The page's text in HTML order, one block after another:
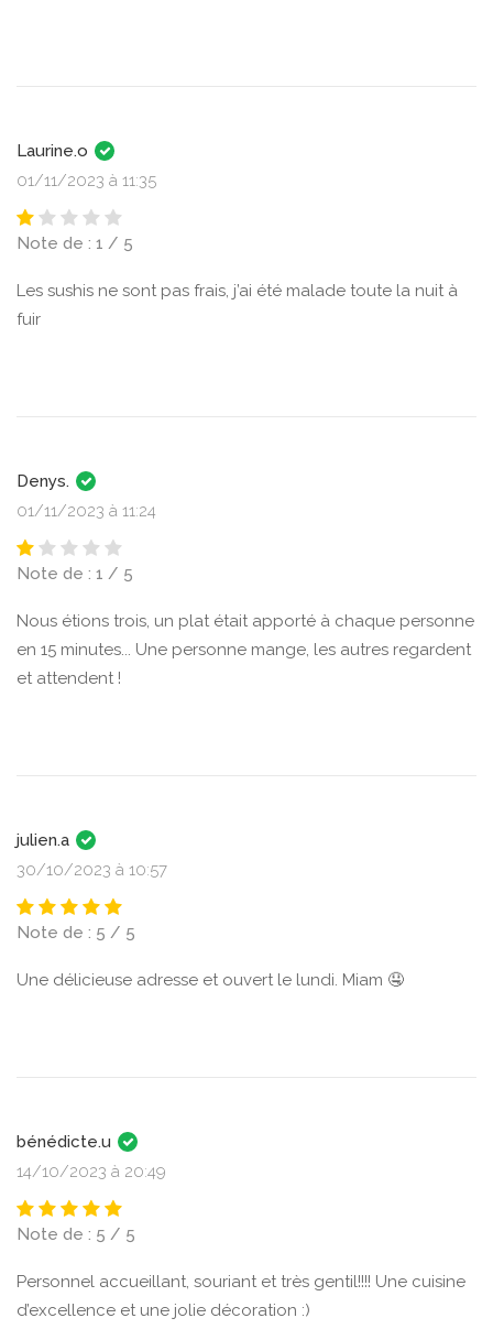
Laurine.o
01/11/2023 à 11:35
Note de : 1 / 5
Les sushis ne sont pas frais, j’ai été malade toute la nuit à
fuir
Denys.
01/11/2023 à 11:24
Note de : 1 / 5
Nous étions trois, un plat était apporté à chaque personne
en 15 minutes... Une personne mange, les autres regardent
et attendent !
julien.a
30/10/2023 à 10:57
Note de : 5 / 5
Une délicieuse adresse et ouvert le lundi. Miam 🤤
bénédicte.u
14/10/2023 à 20:49
Note de : 5 / 5
Personnel accueillant, souriant et très gentil!!!! Une cuisine
d’excellence et une jolie décoration :)